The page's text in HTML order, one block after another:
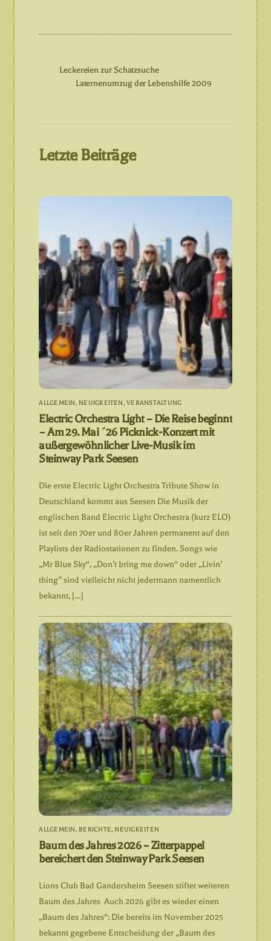
Leckereien zur Schatzsuche
Laternenumzug der Lebenshilfe 2009
Letzte Beiträge
ALLGEMEIN, NEUIGKEITEN,VERANSTALTUNG
Electric Orchestra Light – Die Reise beginnt
– Am 29. Mai ´26 Picknick-Konzert mit
außergewöhnlicher Live-Musik im
Steinway Park Seesen
Die erste Electric Light Orchestra Tribute Show in
Deutschland kommt aus Seesen Die Musik der
englischen Band Electric Light Orchestra (kurz ELO)
ist seit den 70er und 80er Jahren permanent auf den
Playlists der Radiostationen zu finden. Songs wie
„Mr Blue Sky“, „Don’t bring me down“ oder „Livin’
thing” sind vielleicht nicht jedermann namentlich
bekannt, […]
ALLGEMEIN, BERICHTE, NEUIGKEITEN
Baum des Jahres 2026 – Zitterpappel
bereichert den Steinway Park Seesen
Lions Club Bad Gandersheim Seesen stiftet weiteren
Baum des Jahres Auch 2026 gibt es wieder einen
„Baum des Jahres“: Die bereits im November 2025
bekannt gegebene Entscheidung der „Baum des